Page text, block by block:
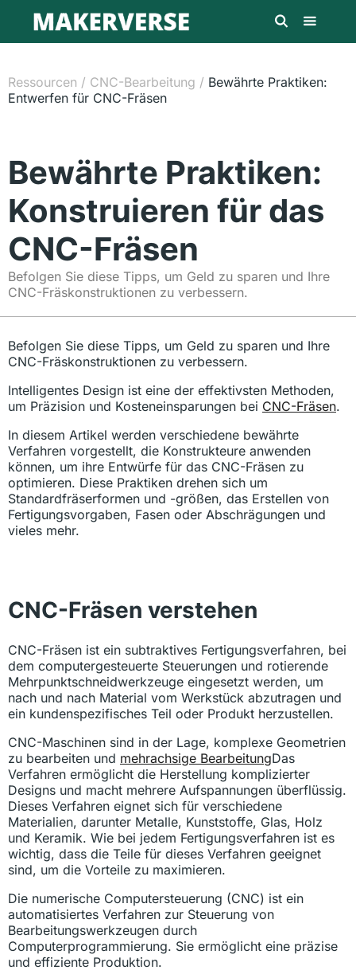
Ressourcen / CNC-Bearbeitung / Bewährte Praktiken:
Entwerfen für CNC-Fräsen
Bewährte Praktiken:
Konstruieren für das
CNC-Fräsen
Befolgen Sie diese Tipps, um Geld zu sparen und Ihre
CNC-Fräskonstruktionen zu verbessern.
Befolgen Sie diese Tipps, um Geld zu sparen und Ihre
CNC-Fräskonstruktionen zu verbessern.
Intelligentes Design ist eine der effektivsten Methoden,
um Präzision und Kosteneinsparungen bei CNC-Fräsen.
In diesem Artikel werden verschiedene bewährte
Verfahren vorgestellt, die Konstrukteure anwenden
können, um ihre Entwürfe für das CNC-Fräsen zu
optimieren. Diese Praktiken drehen sich um
Standardfräserformen und -größen, das Erstellen von
Fertigungsvorgaben, Fasen oder Abschrägungen und
vieles mehr.
CNC-Fräsen verstehen
CNC-Fräsen ist ein subtraktives Fertigungsverfahren, bei
dem computergesteuerte Steuerungen und rotierende
Mehrpunktschneidwerkzeuge eingesetzt werden, um
nach und nach Material vom Werkstück abzutragen und
ein kundenspezifisches Teil oder Produkt herzustellen.
CNC-Maschinen sind in der Lage, komplexe Geometrien
zu bearbeiten und mehrachsige BearbeitungDas
Verfahren ermöglicht die Herstellung komplizierter
Designs und macht mehrere Aufspannungen überflüssig.
Dieses Verfahren eignet sich für verschiedene
Materialien, darunter Metalle, Kunststoffe, Glas, Holz
und Keramik. Wie bei jedem Fertigungsverfahren ist es
wichtig, dass die Teile für dieses Verfahren geeignet
sind, um die Vorteile zu maximieren.
Die numerische Computersteuerung (CNC) ist ein
automatisiertes Verfahren zur Steuerung von
Bearbeitungswerkzeugen durch
Computerprogrammierung. Sie ermöglicht eine präzise
und effiziente Produktion.